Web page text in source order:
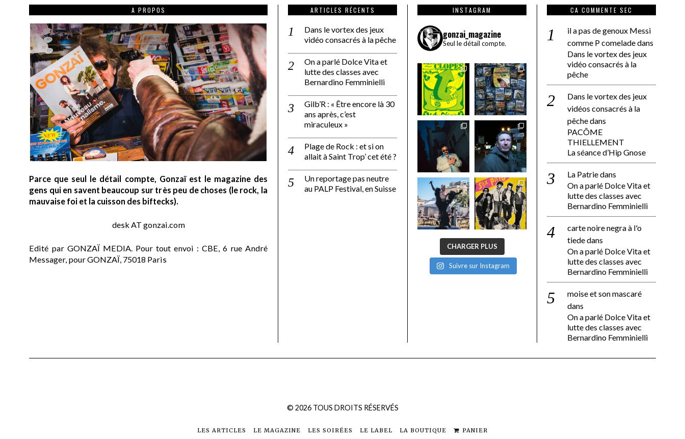
A PROPOS
Parce que seul le détail compte, Gonzaï est le magazine des
gens qui en savent beaucoup sur très peu de choses (le rock, la
mauvaise foi et la cuisson des biftecks).
desk AT gonzai.com
Edité par GONZAÏ MEDIA. Pour tout envoi : CBE, 6 rue André
Messager, pour GONZAÏ, 75018 Paris
ARTICLES RÉCENTS
Dans le vortex des jeux
vidéo consacrés à la pêche
On a parlé Dolce Vita et
lutte des classes avec
Bernardino Femminielli
Gilb’R : « Être encore là 30
ans après, c’est
miraculeux »
Plage de Rock : et si on
allait à Saint Trop’ cet été ?
Un reportage pas neutre
au PALP Festival, en Suisse
INSTAGRAM
gonzai_magazine
Seul le détail compte.
CHARGER PLUS
Suivre sur Instagram
CA COMMENTE SEC
il a pas de genoux Messi
comme P comeladedans
Dans le vortex des jeux
vidéo consacrés à la
pêche
Dans le vortex des jeux
vidéos consacrés à la
pêchedans
PACÔME
THIELLEMENT
La séance d’Hip Gnose
La Patriedans
On a parlé Dolce Vita et
lutte des classes avec
Bernardino Femminielli
carte noire negra à l'o
tiededans
On a parlé Dolce Vita et
lutte des classes avec
Bernardino Femminielli
moise et son mascaré
dans
On a parlé Dolce Vita et
lutte des classes avec
Bernardino Femminielli
© 2026TOUS DROITS RÉSERVÉS
LES ARTICLES LE MAGAZINE LES SOIRÉES LE LABEL LA BOUTIQUE PANIER